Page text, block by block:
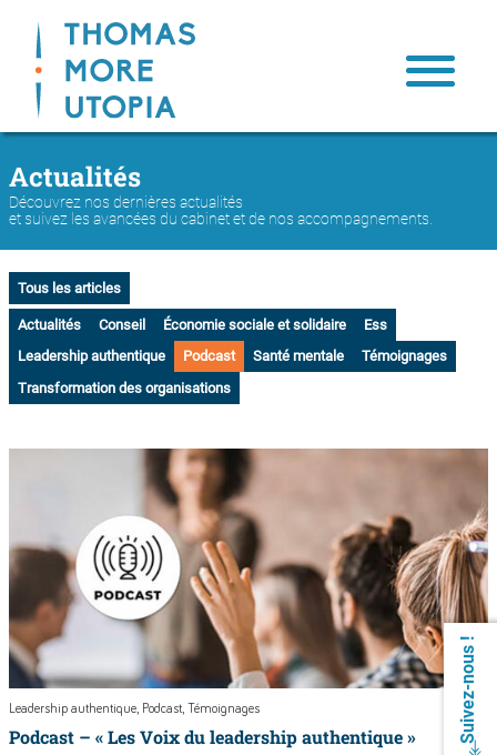
Actualités
Découvrez nos dernières actualités
et suivez les avancées du cabinet et de nos accompagnements.
Tous les articles
Actualités Conseil Économie sociale et solidaire
Ess
Leadership authentique
Podcast Santé mentale
Témoignages
Transformation des organisations
Leadership authentique Podcast Témoignages
Podcast – « Les Voix du leadership authentique » Suivez-nous !
Nous connaître
Notre engagement
Notre impact